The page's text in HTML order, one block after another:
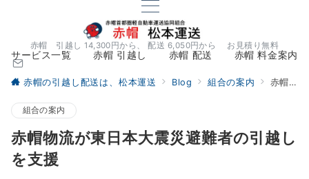
赤帽 引越し 14,300円から、 配送 6,050円から お見積り無料
サービス一覧 赤帽 引越し 赤帽 配送 赤帽 料金案内
赤帽の引越し配送は、松本運送 Blog 組合の案内 赤帽物流が東日本大震災避難者の引越しを支援
組合の案内
赤帽物流が東日本大震災避難者の引越し
を支援